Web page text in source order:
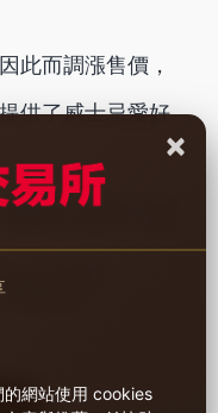
此而調漲售價，
供了威士忌愛好
蘭威士忌 單一麥
×
的網站使用 cookies